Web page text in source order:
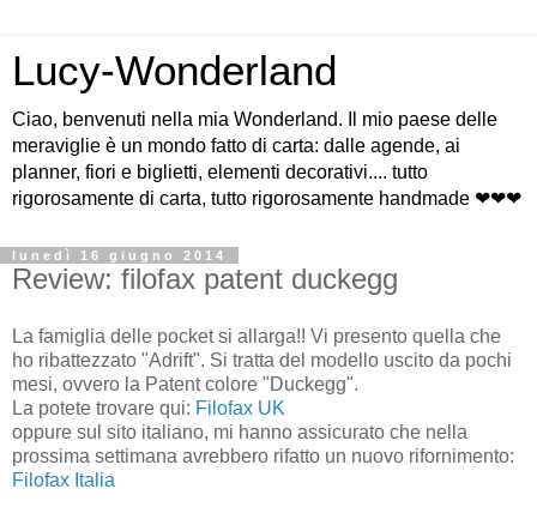
Lucy-Wonderland
Ciao, benvenuti nella mia Wonderland. Il mio paese delle
meraviglie è un mondo fatto di carta: dalle agende, ai
planner, fiori e biglietti, elementi decorativi.... tutto
rigorosamente di carta, tutto rigorosamente handmade ❤❤❤
lunedì 16 giugno 2014
Review: filofax patent duckegg
La famiglia delle pocket si allarga!! Vi presento quella che
ho ribattezzato "Adrift". Si tratta del modello uscito da pochi
mesi, ovvero la Patent colore "Duckegg".
La potete trovare qui: Filofax UK
oppure sul sito italiano, mi hanno assicurato che nella
prossima settimana avrebbero rifatto un nuovo rifornimento:
Filofax Italia